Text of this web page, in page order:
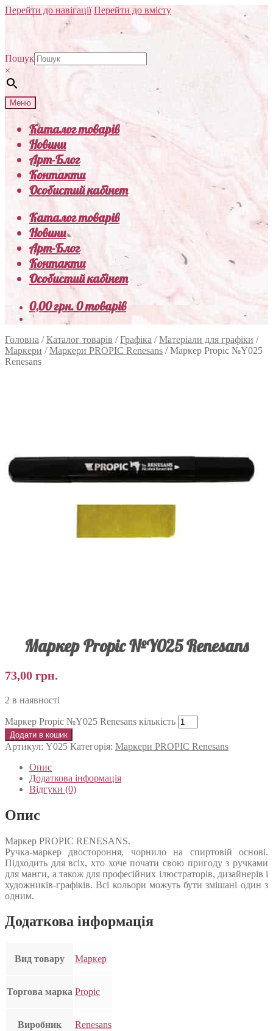
Перейти до навігації Перейти до вмісту
Пошук
×
Меню
Каталог товарів
Новини
Арт-Блог
Контакти
Особистий кабінет
Каталог товарів
Новини
Арт-Блог
Контакти
Особистий кабінет
0,00грн.0 товарів
Головна /Каталог товарів /Графіка /Матеріали для графіки /
Маркери /Маркери PROPIC Renesans /Маркер Propic №Y025
Renesans
Маркер Propic №Y025 Renesans
73,00 грн.
2 в наявності
Маркер Propic №Y025 Renesans кількість
Додати в кошик
Артикул: Y025 Категорія: Маркери PROPIC Renesans
Опис
Додаткова інформація
Відгуки (0)
Опис
Маркер PROPIC RENESANS.
Ручка-маркер двостороння, чорнило на спиртовій основі.
Підходить для всіх, хто хоче почати свою пригоду з ручками
для манги, а також для професійних ілюстраторів, дизайнерів і
художників-графіків. Всі кольори можуть бути змішані один з
одним.
Додаткова інформація
Вид товару Маркер
Торгова марка Propic
Виробник Renesans